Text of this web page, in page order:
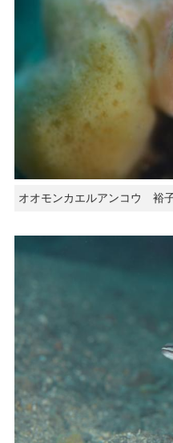
オオモンカエルアンコウ 裕